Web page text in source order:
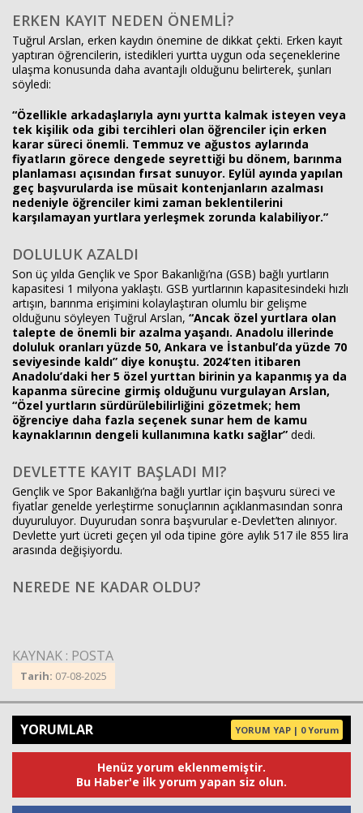
ERKEN KAYIT NEDEN ÖNEMLİ?
Tuğrul Arslan, erken kaydın önemine de dikkat çekti. Erken kayıt
yaptıran öğrencilerin, istedikleri yurtta uygun oda seçeneklerine
ulaşma konusunda daha avantajlı olduğunu belirterek, şunları
söyledi:
“Özellikle arkadaşlarıyla aynı yurtta kalmak isteyen veya
tek kişilik oda gibi tercihleri olan öğrenciler için erken
karar süreci önemli. Temmuz ve ağustos aylarında
fiyatların görece dengede seyrettiği bu dönem, barınma
planlaması açısından fırsat sunuyor. Eylül ayında yapılan
geç başvurularda ise müsait kontenjanların azalması
nedeniyle öğrenciler kimi zaman beklentilerini
karşılamayan yurtlara yerleşmek zorunda kalabiliyor.”
DOLULUK AZALDI
Son üç yılda Gençlik ve Spor Bakanlığı’na (GSB) bağlı yurtların
kapasitesi 1 milyona yaklaştı. GSB yurtlarının kapasitesindeki hızlı
artışın, barınma erişimini kolaylaştıran olumlu bir gelişme
olduğunu söyleyen Tuğrul Arslan, “Ancak özel yurtlara olan
talepte de önemli bir azalma yaşandı. Anadolu illerinde
doluluk oranları yüzde 50, Ankara ve İstanbul’da yüzde 70
seviyesinde kaldı” diye konuştu. 2024’ten itibaren
Anadolu’daki her 5 özel yurttan birinin ya kapanmış ya da
kapanma sürecine girmiş olduğunu vurgulayan Arslan,
“Özel yurtların sürdürülebilirliğini gözetmek; hem
öğrenciye daha fazla seçenek sunar hem de kamu
kaynaklarının dengeli kullanımına katkı sağlar” dedi.
DEVLETTE KAYIT BAŞLADI MI?
Gençlik ve Spor Bakanlığı’na bağlı yurtlar için başvuru süreci ve
fiyatlar genelde yerleştirme sonuçlarının açıklanmasından sonra
duyuruluyor. Duyurudan sonra başvurular e-Devlet’ten alınıyor.
Devlette yurt ücreti geçen yıl oda tipine göre aylık 517 ile 855 lira
arasında değişiyordu.
NEREDE NE KADAR OLDU?
KAYNAK : POSTA
Tarih: 07-08-2025
YORUMLAR YORUM YAP | 0 Yorum
Henüz yorum eklenmemiştir.
Bu Haber'e ilk yorum yapan siz olun.